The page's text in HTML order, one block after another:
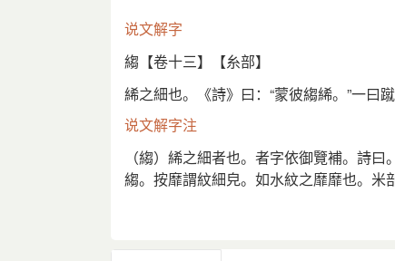
说文解字
縐【卷十三】【糸部】
絺之細也。《詩》曰：“蒙彼縐絺。”一曰
说文解字注
（縐）絺之細者也。者字依御覽補。詩
縐。按靡謂紋細皃。如水紋之靡靡也。
正。鄭箋云。縐絺、絺之蹙蹙者。此鄭
賦。襞積褰縐。張揖注云。縐、戚也。从